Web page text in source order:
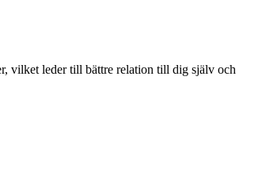
vilket leder till bättre relation till dig själv och